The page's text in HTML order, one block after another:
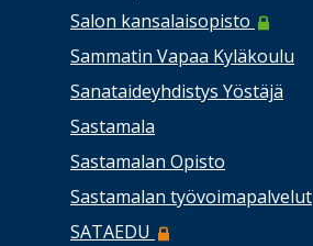
Salon kansalaisopisto
Sammatin Vapaa Kyläkoulu
Sanataideyhdistys Yöstäjä
Sastamala
Sastamalan Opisto
Sastamalan työvoimapalvelut
SATAEDU